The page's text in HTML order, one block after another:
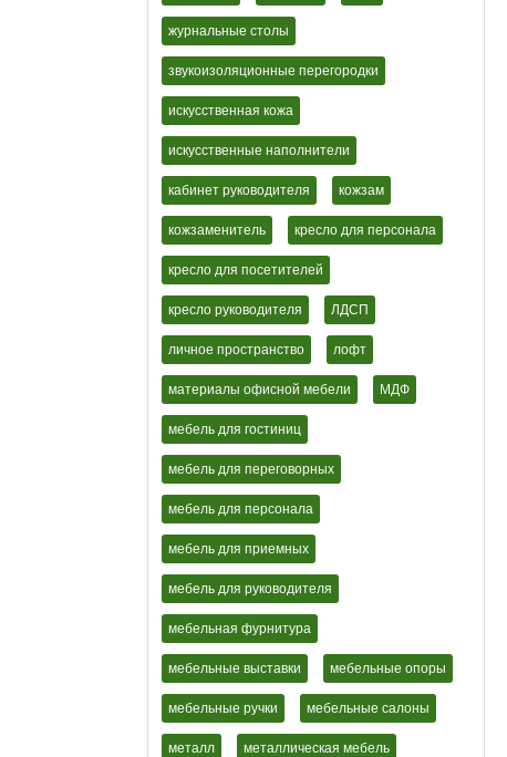
журнальные столы
звукоизоляционные перегородки
искусственная кожа
искусственные наполнители
кабинет руководителя кожзам
кожзаменитель кресло для персонала
кресло для посетителей
кресло руководителя ЛДСП
личное пространство лофт
материалы офисной мебели МДФ
мебель для гостиниц
мебель для переговорных
мебель для персонала
мебель для приемных
мебель для руководителя
мебельная фурнитура
мебельные выставки мебельные опоры
мебельные ручки мебельные салоны
металл металлическая мебель